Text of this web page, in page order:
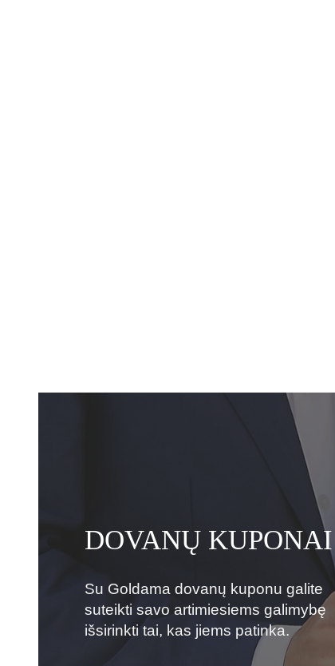
DOVANŲ KUPONAI
Su Goldama dovanų kuponu galite
suteikti savo artimiesiems galimybę
išsirinkti tai, kas jiems patinka.